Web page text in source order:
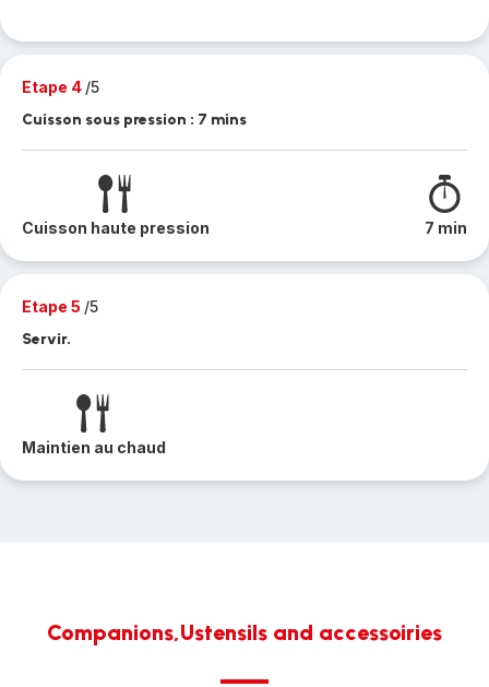
Etape 4 /5
Cuisson sous pression : 7 mins
Cuisson haute pression 7 min
Etape 5 /5
Servir.
Maintien au chaud
Companions,Ustensils and accessoiries